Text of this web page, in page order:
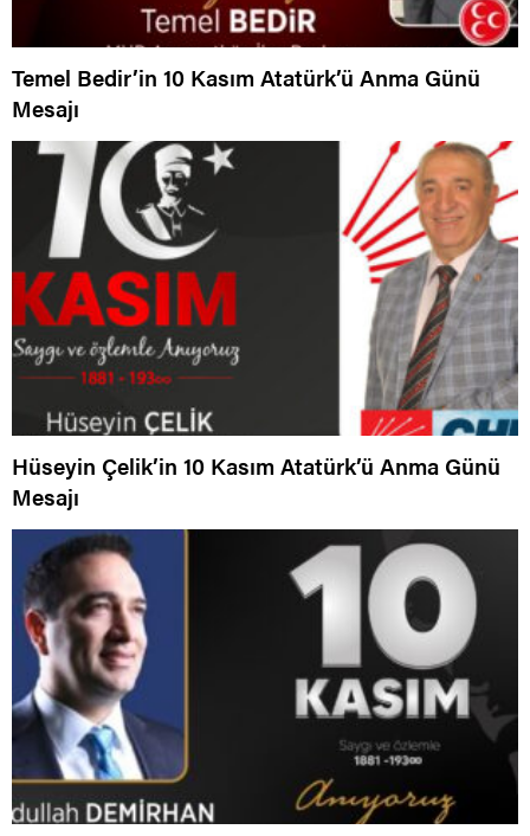
Temel Bedir’in 10 Kasım Atatürk’ü Anma Günü
Mesajı
Hüseyin Çelik’in 10 Kasım Atatürk’ü Anma Günü
Mesajı